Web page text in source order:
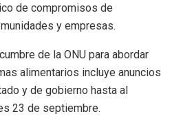
de compromisos de
y empresas.
de la ONU para abordar
alimentarios incluye anuncios
y de gobierno hasta al
23 de septiembre.